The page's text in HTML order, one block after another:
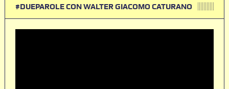
#DUEPAROLE CON WALTER GIACOMO CATURANO